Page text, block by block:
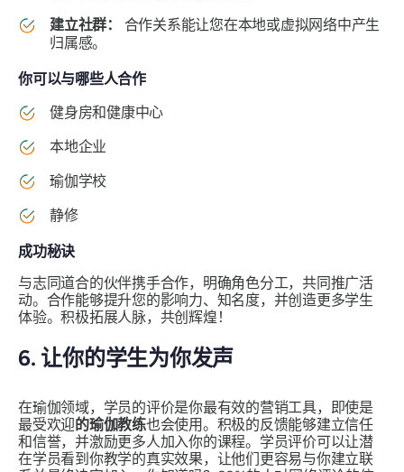
建立社群：
合作关系能让您在本地或虚拟网络中产生
归属感。
你可以与哪些人合作
健身房和健康中心
本地企业
瑜伽学校
静修
成功秘诀
与志同道合的伙伴携手合作，明确角色分工，共同推广活
动。合作能够提升您的影响力、知名度，并创造更多学生
体验。积极拓展人脉，共创辉煌！
6. 让你的学生为你发声
在瑜伽领域，学员的评价是你最有效的营销工具，即使是
最受欢迎的瑜伽教练也会使用。积极的反馈能够建立信任
和信誉，并激励更多人加入你的课程。学员评价可以让潜
在学员看到你教学的真实效果，让他们更容易与你建立联